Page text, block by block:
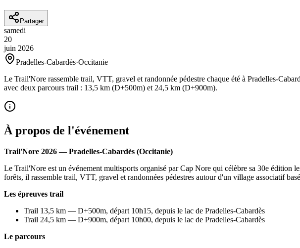
Partager
samedi
20
juin 2026
Pradelles-Cabardès·Occitanie
Le Trail'Nore rassemble trail, VTT, gravel et randonnée pédestre chaque été à Pradelles-
avec deux parcours trail : 13,5 km (D+500m) et 24,5 km (D+900m).
À propos de l'événement
Trail'Nore 2026 — Pradelles-Cabardès (Occitanie)
Le Trail'Nore est un événement multisports organisé par Cap Nore qui célèbre sa 30e
forêts, il rassemble trail, VTT, gravel et randonnées pédestres autour d'un village associatif
Les épreuves trail
Trail 13,5 km — D+500m, départ 10h15, depuis le lac de Pradelles-Cabardès
Trail 24,5 km — D+900m, départ 10h00, depuis le lac de Pradelles-Cabardès
Le parcours